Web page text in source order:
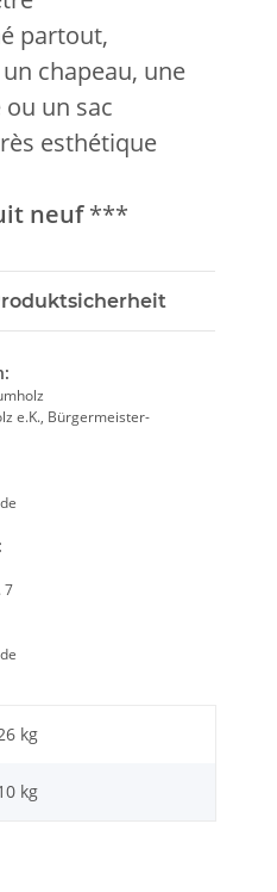
partout,
chapeau, une
un sac
esthétique
neuf***
e.K., Bürgermeister-
7
kg
kg